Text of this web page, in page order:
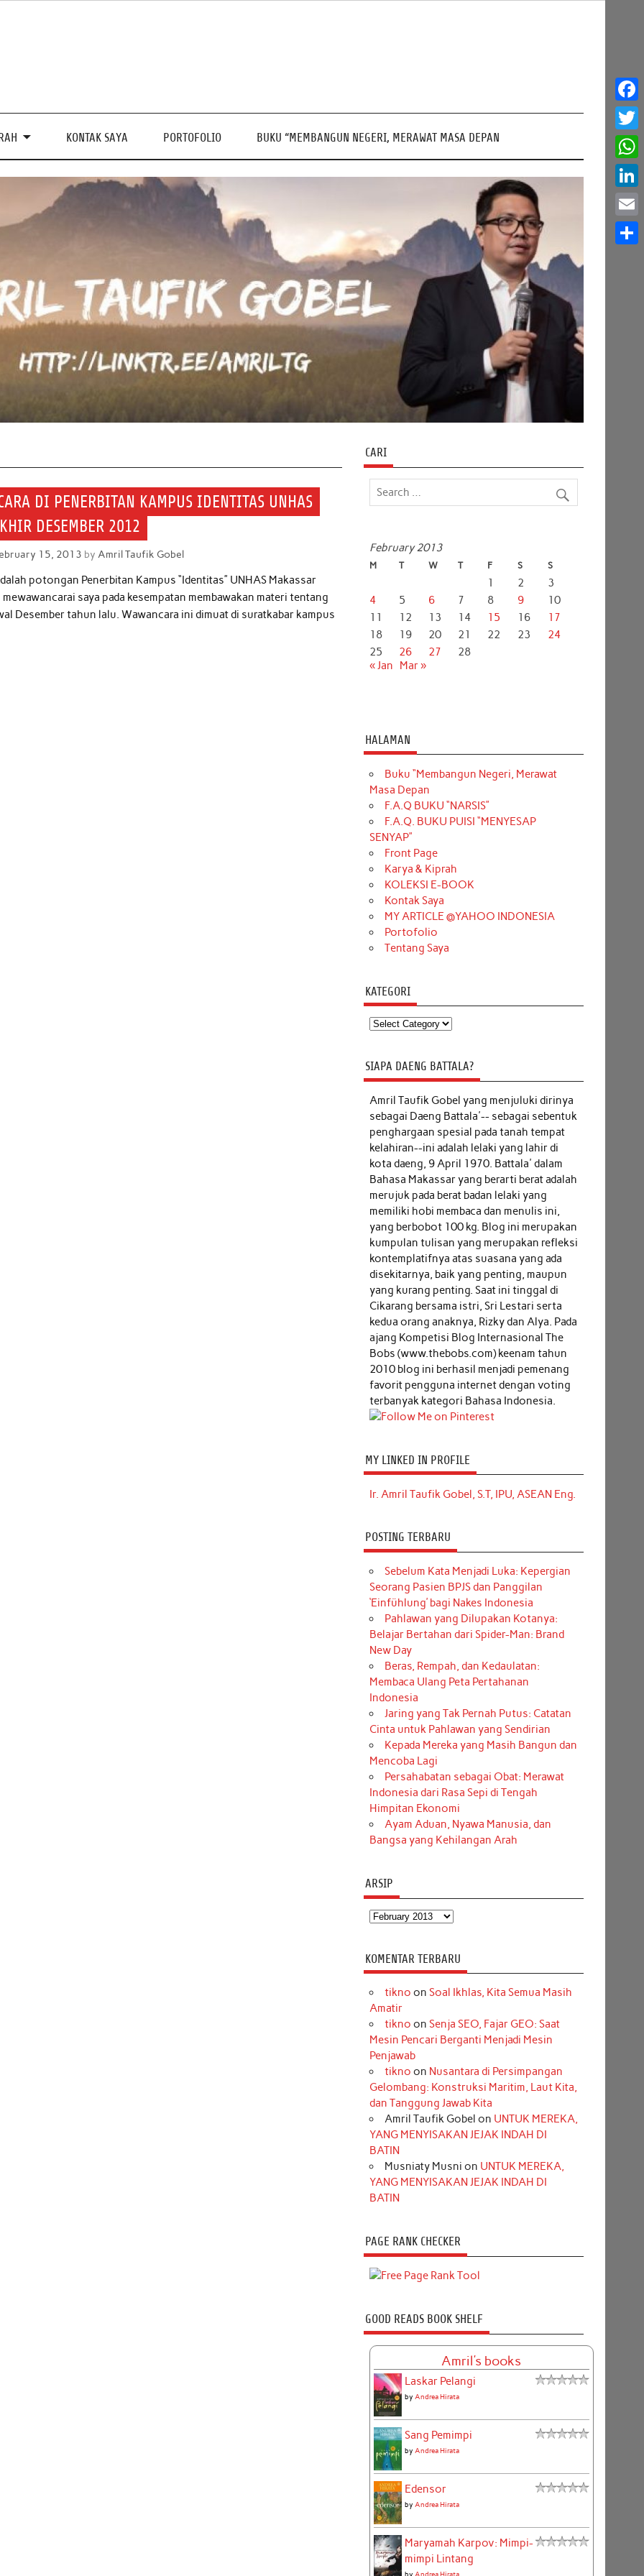
KONTAK SAYA PORTOFOLIO BUKU “MEMBANGUN NEGERI, MERAWAT MASA DEPAN
DI PENERBITAN KAMPUS IDENTITAS UNHAS
DESEMBER 2012
15, 2013 by Amril Taufik Gobel
potongan Penerbitan Kampus “Identitas” UNHAS Makassar
saya pada kesempatan membawakan materi tentang
Desember tahun lalu. Wawancara ini dimuat di suratkabar kampus
CARI
February 2013
M T W T F S S
1 2
3
4
5 6 7 8 9
10
11
12 13 14 15 16
17
18
19 20 21 22 23
24
25
26 27
28
« Jan
Mar »
HALAMAN
Buku “Membangun Negeri, Merawat
Masa Depan
F.A.Q BUKU “NARSIS”
F.A.Q. BUKU PUISI “MENYESAP
SENYAP”
Front Page
Karya & Kiprah
KOLEKSI E-BOOK
Kontak Saya
MY ARTICLE @YAHOO INDONESIA
Portofolio
Tentang Saya
KATEGORI
Kategori
SIAPA DAENG BATTALA?
Amril Taufik Gobel yang menjuluki dirinya
sebagai Daeng Battala'-- sebagai sebentuk
penghargaan spesial pada tanah tempat
kelahiran--ini adalah lelaki yang lahir di
kota daeng, 9 April 1970. Battala' dalam
Bahasa Makassar yang berarti berat adalah
merujuk pada berat badan lelaki yang
memiliki hobi membaca dan menulis ini,
yang berbobot 100 kg. Blog ini merupakan
kumpulan tulisan yang merupakan refleksi
kontemplatifnya atas suasana yang ada
disekitarnya, baik yang penting, maupun
yang kurang penting. Saat ini tinggal di
Cikarang bersama istri, Sri Lestari serta
kedua orang anaknya, Rizky dan Alya. Pada
ajang Kompetisi Blog Internasional The
Bobs (www.thebobs.com) keenam tahun
2010 blog ini berhasil menjadi pemenang
favorit pengguna internet dengan voting
terbanyak kategori Bahasa Indonesia.
MY LINKED IN PROFILE
Ir. Amril Taufik Gobel, S.T, IPU, ASEAN Eng.
POSTING TERBARU
Sebelum Kata Menjadi Luka: Kepergian
Seorang Pasien BPJS dan Panggilan
‘Einfühlung’ bagi Nakes Indonesia
Pahlawan yang Dilupakan Kotanya:
Belajar Bertahan dari Spider-Man: Brand
New Day
Beras, Rempah, dan Kedaulatan:
Membaca Ulang Peta Pertahanan
Indonesia
Jaring yang Tak Pernah Putus: Catatan
Cinta untuk Pahlawan yang Sendirian
Kepada Mereka yang Masih Bangun dan
Mencoba Lagi
Persahabatan sebagai Obat: Merawat
Indonesia dari Rasa Sepi di Tengah
Himpitan Ekonomi
Ayam Aduan, Nyawa Manusia, dan
Bangsa yang Kehilangan Arah
ARSIP
Arsip
KOMENTAR TERBARU
tikno on Soal Ikhlas, Kita Semua Masih
Amatir
tikno on Senja SEO, Fajar GEO: Saat
Mesin Pencari Berganti Menjadi Mesin
Penjawab
tikno on Nusantara di Persimpangan
Gelombang: Konstruksi Maritim, Laut Kita,
dan Tanggung Jawab Kita
Amril Taufik Gobel on UNTUK MEREKA,
YANG MENYISAKAN JEJAK INDAH DI
BATIN
Musniaty Musni on UNTUK MEREKA,
YANG MENYISAKAN JEJAK INDAH DI
BATIN
PAGE RANK CHECKER
GOOD READS BOOK SHELF
Amril's books
Laskar Pelangi
by Andrea Hirata
Sang Pemimpi
by Andrea Hirata
Edensor
by Andrea Hirata
Maryamah Karpov: Mimpi-
mimpi Lintang
by Andrea Hirata
Email